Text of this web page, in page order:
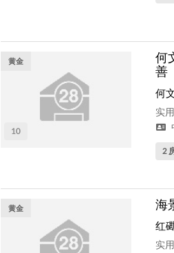
10
黄金
何
善
何
实
2
黄金 海
红
实